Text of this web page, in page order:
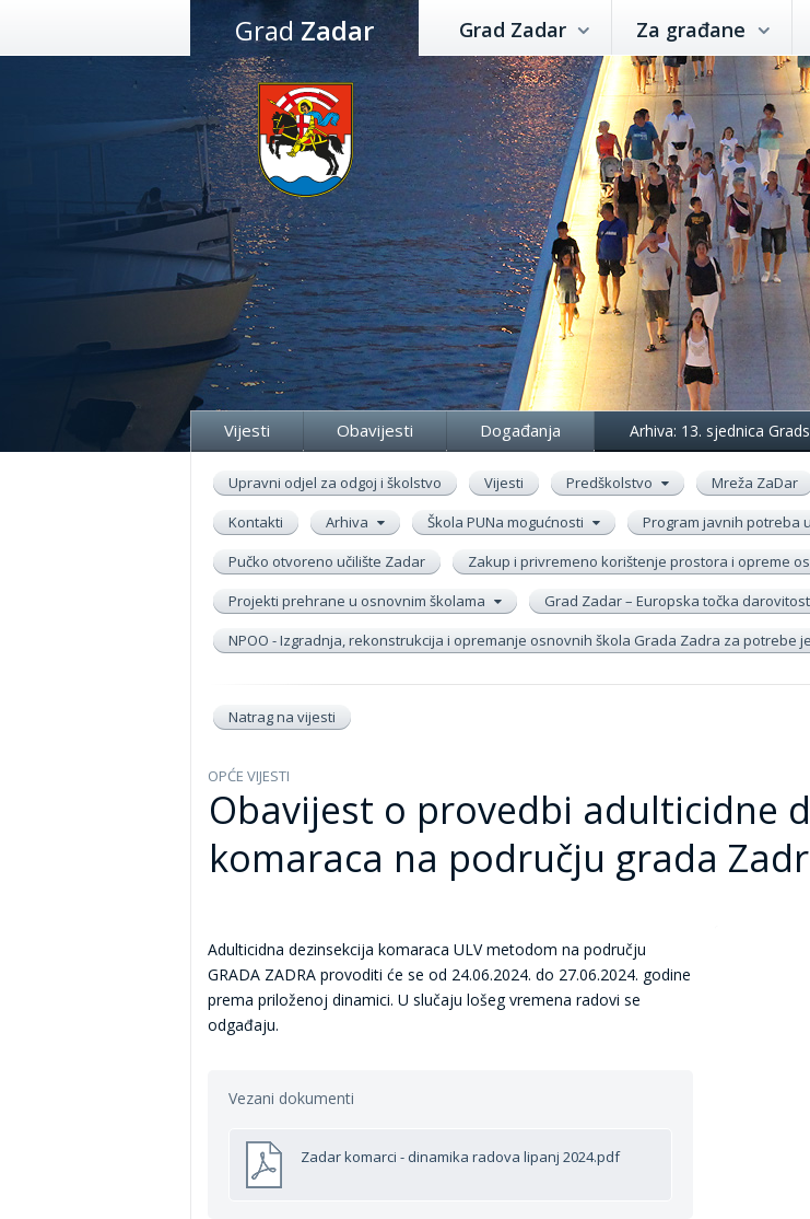
Preskoči
na
sadržaj
GradZadar Grad Zadar Za građane
Vijesti Obavijesti Događanja Arhiva: 13. sjednica
Upravni odjel za odgoj i školstvo Vijesti Predškolstvo Mreža ZaDar
Kontakti
Arhiva Škola PUNa mogućnosti
Program javnih potreba
Pučko otvoreno učilište Zadar
Zakup i privremeno korištenje prostora i opreme
Projekti prehrane u osnovnim školama
Grad Zadar – Europska točka
NPOO - Izgradnja, rekonstrukcija i opremanje osnovnih škola Grada Zadra za potrebe
Natrag na vijesti
OPĆE VIJESTI
Obavijest o provedbi adulticidne
komaraca na području grada
Adulticidna dezinsekcija komaraca ULV metodom na području
GRADA ZADRA provoditi će se od 24.06.2024. do 27.06.2024. godine
prema priloženoj dinamici. U slučaju lošeg vremena radovi se
odgađaju.
Vezani dokumenti
Zadar komarci - dinamika radova lipanj 2024.pdf